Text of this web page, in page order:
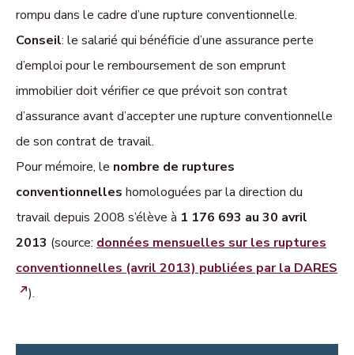
rompu dans le cadre d’une rupture conventionnelle.
Conseil: le salarié qui bénéficie d’une assurance perte
d’emploi pour le remboursement de son emprunt
immobilier doit vérifier ce que prévoit son contrat
d’assurance avant d’accepter une rupture conventionnelle
de son contrat de travail.
Pour mémoire, le nombre de ruptures
conventionnelles homologuées par la direction du
travail depuis 2008 s’élève à 1 176 693 au 30 avril
2013 (source: données mensuelles sur les ruptures
conventionnelles (avril 2013) publiées par la DARES
).